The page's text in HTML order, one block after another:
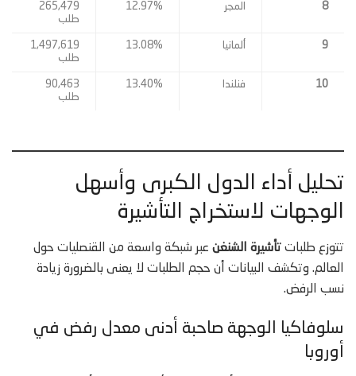
8 المجر 12.97%
265,479
طلب
9 ألمانيا 13.08%
1,497,619
طلب
10 فنلندا 13.40%
90,463
طلب
تحليل أداء الدول الكبرى وأسهل
الوجهات لاستخراج التأشيرة
تتوزع طلبات تأشيرة الشنغن عبر شبكة واسعة من القنصليات حول
العالم. وتكشف البيانات أن حجم الطلبات لا يعنى بالضرورة زيادة
نسب الرفض.
سلوفاكيا الوجهة صاحبة أدنى معدل رفض في
أوروبا